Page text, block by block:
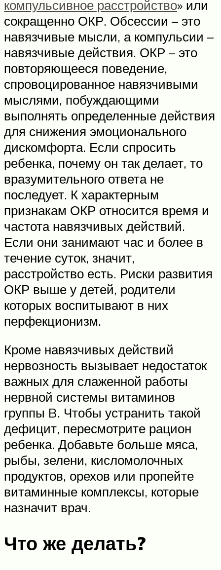
компульсивное расстройство» или
сокращенно ОКР. Обсессии – это
навязчивые мысли, а компульсии –
навязчивые действия. ОКР – это
повторяющееся поведение,
спровоцированное навязчивыми
мыслями, побуждающими
выполнять определенные действия
для снижения эмоционального
дискомфорта. Если спросить
ребенка, почему он так делает, то
вразумительного ответа не
последует. К характерным
признакам ОКР относится время и
частота навязчивых действий.
Если они занимают час и более в
течение суток, значит,
расстройство есть. Риски развития
ОКР выше у детей, родители
которых воспитывают в них
перфекционизм.
Кроме навязчивых действий
нервозность вызывает недостаток
важных для слаженной работы
нервной системы витаминов
группы B. Чтобы устранить такой
дефицит, пересмотрите рацион
ребенка. Добавьте больше мяса,
рыбы, зелени, кисломолочных
продуктов, орехов или пропейте
витаминные комплексы, которые
назначит врач.
Что же делать?